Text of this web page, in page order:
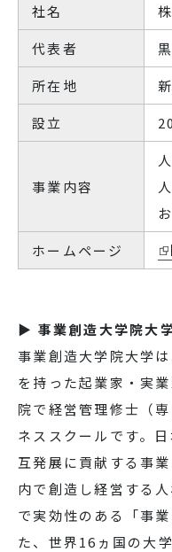
社名
代表者
所在地
設立
事業内容
ホームページ
▶ 事業創造大学院大
事業創造大学院大学
を持った起業家・実
院で経営管理修士（
ネススクールです。
互発展に貢献する事
内で創造し経営する
で実効性のある「事
た、世界16ヵ国の大